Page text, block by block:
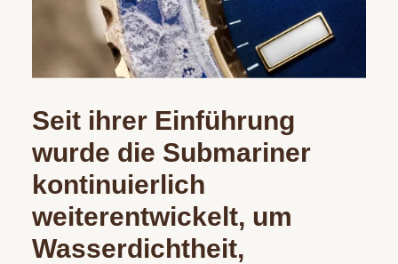
Seit ihrer Einführung
wurde die Submariner
kontinuierlich
weiterentwickelt, um
Wasserdichtheit,